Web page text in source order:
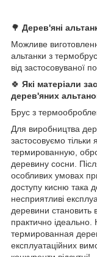
🌳 Дерев'яні
Можливе
альтанки з
від застосовуваної
🍀 Які матеріали
дерев'яних
Брус з
Для виробництва
застосовуємо тільки
термированную,
деревину сосни.
особливих умовах
доступу кисню така
несприятливі
деревини становить
практично
термированная
експлуатаційних